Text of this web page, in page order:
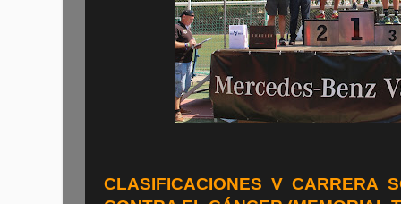
CLASIFICACIONES V CARRERA